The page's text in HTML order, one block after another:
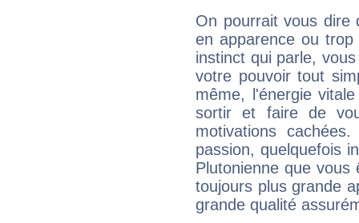
On pourrait vous dire
en apparence ou
instinct qui parle,
votre pouvoir tout
même, l'énergie
sortir et faire de
motivations
passion, quelquefois
Plutonienne que
toujours plus grande
grande qualité